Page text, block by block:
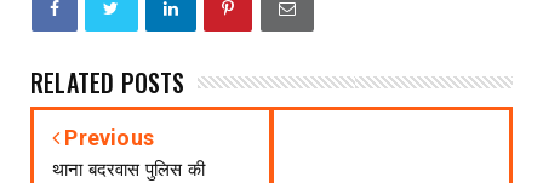
RELATED POSTS
Previous
थाना बदरवास पुलिस की